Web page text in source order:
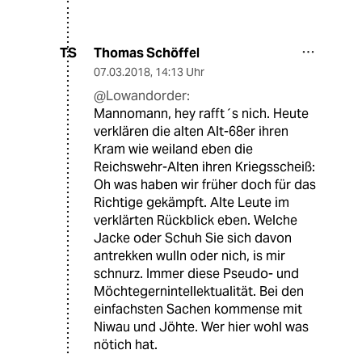
TS Thomas Schöffel
07.03.2018, 14:13 Uhr
@Lowandorder:
Mannomann, hey rafft´s nich. Heute
verklären die alten Alt-68er ihren
Kram wie weiland eben die
Reichswehr-Alten ihren Kriegsscheiß:
Oh was haben wir früher doch für das
Richtige gekämpft. Alte Leute im
verklärten Rückblick eben. Welche
Jacke oder Schuh Sie sich davon
antrekken wulln oder nich, is mir
schnurz. Immer diese Pseudo- und
Möchtegernintellektualität. Bei den
einfachsten Sachen kommense mit
Niwau und Jöhte. Wer hier wohl was
nötich hat.